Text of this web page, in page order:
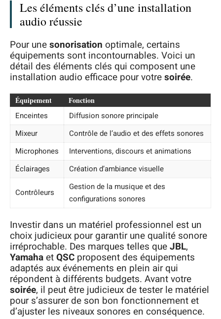
Les éléments clés d’une installation
audio réussie
Pour unesonorisation optimale, certains
équipements sont incontournables. Voici un
détail des éléments clés qui composent une
installation audio efficace pour votresoirée.
Équipement Fonction
Enceintes
Diffusion sonore principale
Mixeur
Contrôle de l’audio et des effets sonores
Microphones
Interventions, discours et animations
Éclairages
Création d’ambiance visuelle
Contrôleurs
Gestion de la musique et des
configurations sonores
Investir dans un matériel professionnel est un
choix judicieux pour garantir une qualité sonore
irréprochable. Des marques telles queJBL,
YamahaetQSC proposent des équipements
adaptés aux événements en plein air qui
répondent à différents budgets. Avant votre
soirée, il peut être judicieux de tester le matériel
pour s’assurer de son bon fonctionnement et
d’ajuster les niveaux sonores en conséquence.